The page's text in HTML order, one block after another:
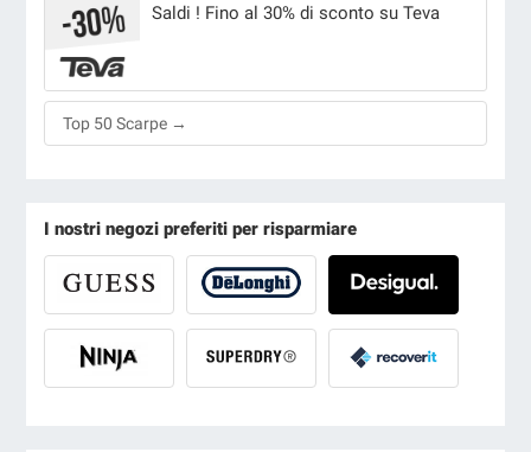
Saldi ! Fino al 30% di sconto su Teva
Top 50 Scarpe →
I nostri negozi preferiti per risparmiare